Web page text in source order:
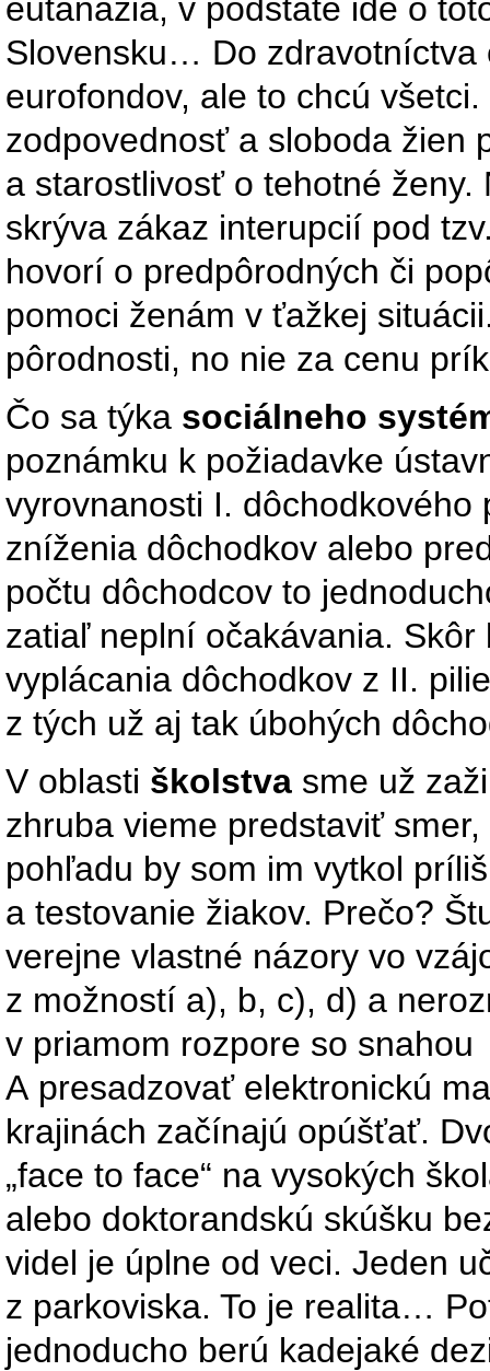
eutanázia, v podstate ide o
Slovensku… Do
eurofondov, ale to chcú
zodpovednosť a sloboda žien
a starostlivosť o tehotné
skrýva zákaz interupcií pod
hovorí o predpôrodných či
pomoci ženám v ťažkej
pôrodnosti, no nie za cenu
Čo sa týka sociálneho
poznámku k požiadavke
vyrovnanosti I.
zníženia dôchodkov alebo
počtu dôchodcov to
zatiaľ neplní očakávania.
vyplácania dôchodkov z II.
z tých už aj tak úbohých
V oblasti školstva sme už
zhruba vieme predstaviť
pohľadu by som im vytkol
a testovanie žiakov. Prečo?
verejne vlastné názory vo
z možností a), b, c), d) a
v priamom rozpore so
A presadzovať elektronickú
krajinách začínajú opúšťať.
„face to face“ na vysokých
alebo doktorandskú skúšku
videl je úplne od veci. Jeden
z parkoviska. To je realita…
jednoducho berú kadejaké